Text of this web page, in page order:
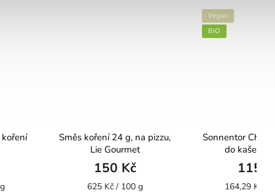
Směs koření 24 g, na pizzu,
Lie Gourmet
150 Kč
625 Kč / 100 g
Vegan
BIO
Sonnentor
do kaše bio
115
164,29 Kč /